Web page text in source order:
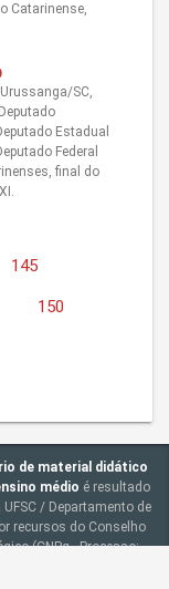
Catarinense,
SC,
Estadual
Federal
final do
145
150
de material didático
médio é resultado
/ Departamento de
recursos do Conselho
(CNPq - Processo: